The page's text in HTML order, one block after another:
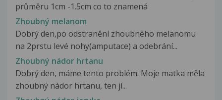
průměru 1cm -1.5cm co to znamená
Zhoubný melanom
Dobrý den,po odstranění zhoubného melanomu
na 2prstu levé nohy(amputace) a odebrání...
Zhoubný nádor hrtanu
Dobrý den, máme tento problém. Moje matka měla
zhoubný nádor hrtanu, ten jí...